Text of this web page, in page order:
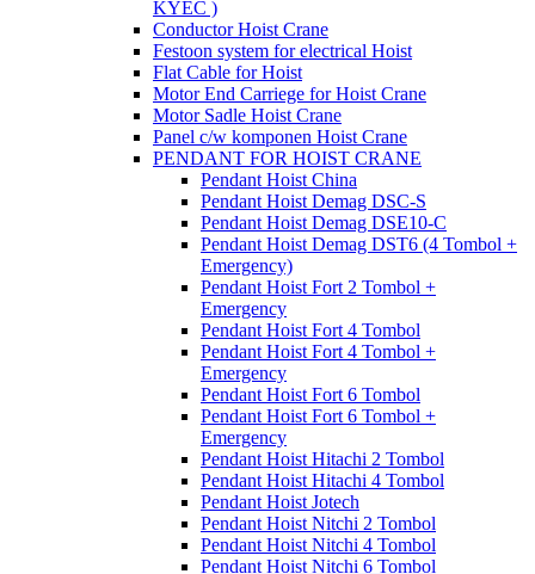
KYEC )
Conductor Hoist Crane
Festoon system for electrical Hoist
Flat Cable for Hoist
Motor End Carriege for Hoist Crane
Motor Sadle Hoist Crane
Panel c/w komponen Hoist Crane
PENDANT FOR HOIST CRANE
Pendant Hoist China
Pendant Hoist Demag DSC-S
Pendant Hoist Demag DSE10-C
Pendant Hoist Demag DST6 (4 Tombol +
Emergency)
Pendant Hoist Fort 2 Tombol +
Emergency
Pendant Hoist Fort 4 Tombol
Pendant Hoist Fort 4 Tombol +
Emergency
Pendant Hoist Fort 6 Tombol
Pendant Hoist Fort 6 Tombol +
Emergency
Pendant Hoist Hitachi 2 Tombol
Pendant Hoist Hitachi 4 Tombol
Pendant Hoist Jotech
Pendant Hoist Nitchi 2 Tombol
Pendant Hoist Nitchi 4 Tombol
Pendant Hoist Nitchi 6 Tombol